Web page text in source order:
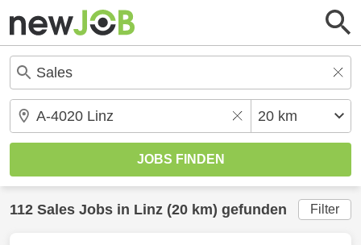
112 Sales Jobs in Linz (20 km) gefunden Filter